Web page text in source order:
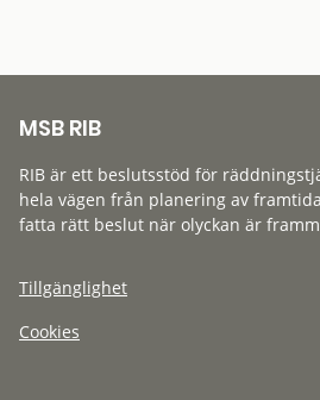
MSB RIB
RIB är ett beslutsstöd för
hela vägen från planering av
fatta rätt beslut när olyckan är
Tillgänglighet
Cookies